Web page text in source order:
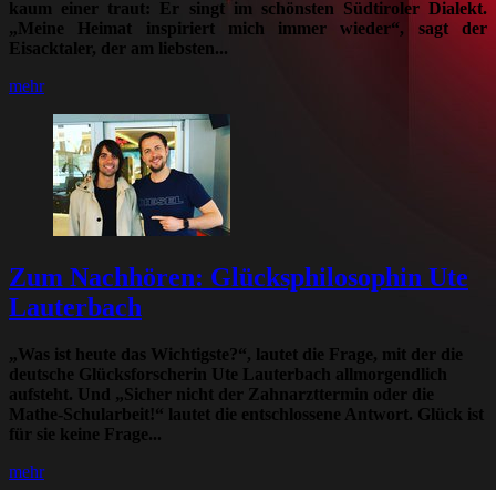
kaum einer traut: Er singt im schönsten Südtiroler Dialekt.
„Meine Heimat inspiriert mich immer wieder“, sagt der
Eisacktaler, der am liebsten...
mehr
Zum Nachhören: Glücksphilosophin Ute
Lauterbach
„Was ist heute das Wichtigste?“, lautet die Frage, mit der die
deutsche Glücksforscherin Ute Lauterbach allmorgendlich
aufsteht. Und „Sicher nicht der Zahnarzttermin oder die
Mathe-Schularbeit!“ lautet die entschlossene Antwort. Glück ist
für sie keine Frage...
mehr